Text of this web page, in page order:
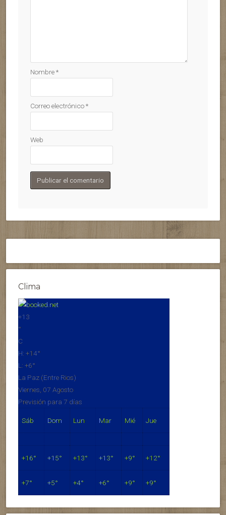
Nombre*
Correo electrónico*
Web
Clima
+13
°
C
H: +14°
L: +6°
La Paz (Entre Rios)
Viernes, 07 Agosto
Previsión para 7 días
Sáb Dom Lun Mar Mié Jue
+16° +15° +13° +13° +9° +12°
+7° +5° +4° +6° +9° +9°